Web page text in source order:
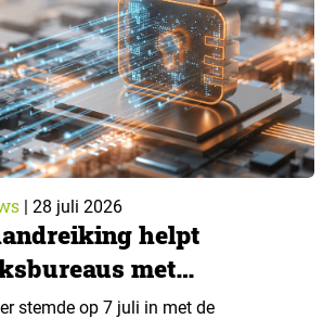
| 28 juli 2026
helpt
met
stemde op 7 juli in met de